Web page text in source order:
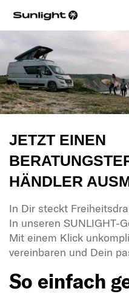
JETZT EINEN
HÄNDLER
In Dir steckt
In unseren SUNLIGHT-
Mit einem Klick
vereinbaren und Dein
So einfach